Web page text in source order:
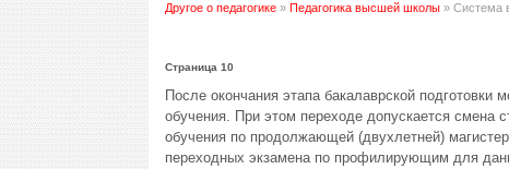
Другое о педагогике» Педагогика высшей школы» Система
Страница 10
После окончания этапа бакалаврской
обучения. При этом переходе допускается смена
обучения по продолжающей (двухлетней)
переходных экзамена по профилирующим для